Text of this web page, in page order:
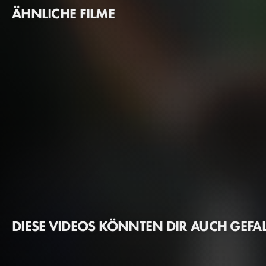
ÄHNLICHE FILME
DIESE VIDEOS KÖNNTEN DIR AUCH